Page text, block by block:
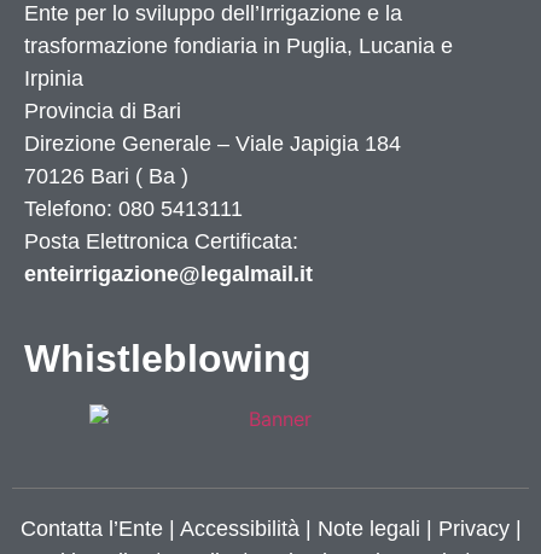
Ente per lo sviluppo dell’Irrigazione e la
trasformazione fondiaria in Puglia, Lucania e
Irpinia
Provincia di Bari
Direzione Generale – Viale Japigia 184
70126 Bari ( Ba )
Telefono: 080 5413111
Posta Elettronica Certificata:
enteirrigazione@legalmail.it
Whistleblowing
Contatta l’Ente| Accessibilità | Note legali | Privacy|